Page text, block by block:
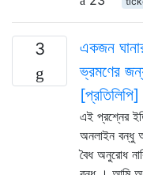
3
একজন
ভ্রমণের
[প্রতিলিপি]
এই প্রশ্নের
অনলাইন বন্ধু
বৈধ অনুরোধ